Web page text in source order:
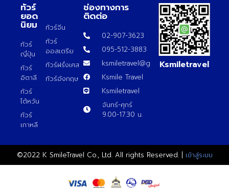
ทัวร์
ยอด
นิยม
ทัวร์
ญี่ปุ่น
ทัวร์
อิตาลี
ทัวร์
ไต้หวัน
ทัวร์
เกาหลี
ทัวร์จีน
ทัวร์
ออสเตรีย
ทัวร์ฝรั่งเศส
ทัวร์อังกฤษ
ช่องทางการ
ติดต่อ
02-907-3623
095-512-3883
ksmiletravel@gmail.com
Ksmile Travel
Ksmiletravel
จันทร์-ศุกร์
9.00-17.30 น.
Ksmiletravel
©2022 K SmileTravel Co., Ltd. All rights Reserved. | เข้าสู่ระบบ